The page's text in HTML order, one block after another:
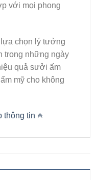
với mọi phong
lựa chọn lý tưởng
trong những ngày
quả sưởi ấm
mỹ cho không
thông tin